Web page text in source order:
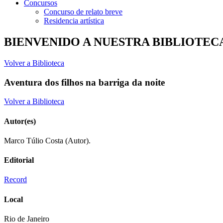
Concursos
Concurso de relato breve
Residencia artística
BIENVENIDO A NUESTRA
Volver a Biblioteca
Aventura dos filhos na barriga da noite
Volver a Biblioteca
Autor(es)
Marco Túlio Costa (Autor).
Editorial
Record
Local
Rio de Janeiro